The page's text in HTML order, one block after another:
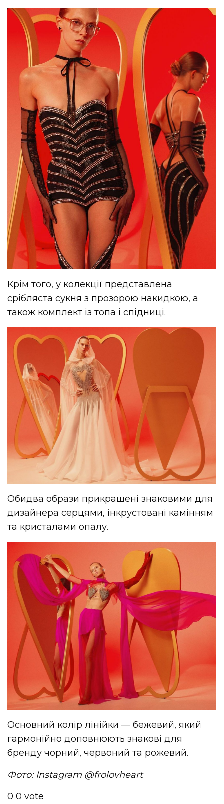
Крім того, у колекції представлена
срібляста сукня з прозорою накидкою, а
також комплект із топа і спідниці.
Обидва образи прикрашені знаковими для
дизайнера серцями, інкрустовані камінням
та кристалами опалу.
Основний колір лінійки — бежевий, який
гармонійно доповнюють знакові для
бренду чорний, червоний та рожевий.
Фото: Instagram @frolovheart
0 0 vote